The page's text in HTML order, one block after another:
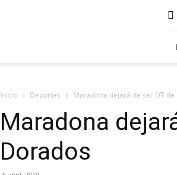
Inicio Deportes Maradona dejará de ser DT de
Maradona
Dorados